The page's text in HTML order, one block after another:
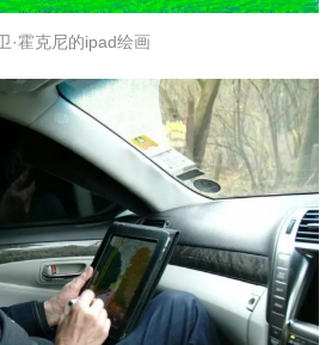
·霍克尼的ipad绘画